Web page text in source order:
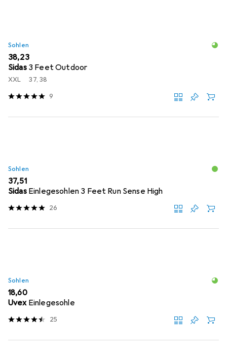
Sohlen
EUR
38,23
Sidas 3 Feet Outdoor
XXL 37, 38
9
Sohlen
EUR
37,51
Sidas Einlegesohlen 3 Feet Run Sense High
26
Sohlen
EUR
18,60
Uvex Einlegesohle
25